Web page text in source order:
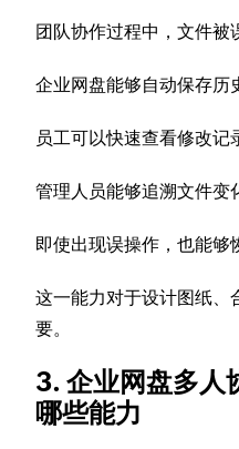
团队协作过程中，文件被
企业网盘能够自动保存历
员工可以快速查看修改记
管理人员能够追溯文件变
即使出现误操作，也能够
这一能力对于设计图纸、
要。
3. 企业网盘多人
哪些能力